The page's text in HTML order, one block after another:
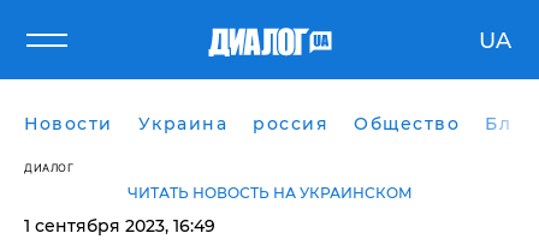
UA
Новости Украина россия Общество
ДИАЛОГ
ЧИТАТЬ НОВОСТЬ НА УКРАИНСКОМ
1 сентября 2023, 16:49